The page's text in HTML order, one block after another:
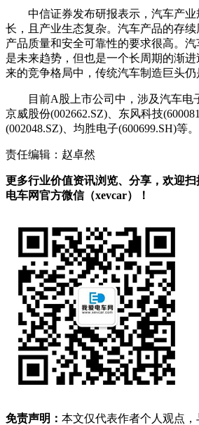
中信证券发布研报表示，汽车产业
长，且产业生态复杂。汽车产品的存
产品质量和安全可靠性的要求很高。
是未来趋势，但也是一个长周期的渐
来的竞争格局中，传统汽车制造巨头仍
目前A股上市公司中，涉及汽车电
京威股份(002662.SZ)、东风科技
(002048.SZ)、均胜电子(600699.SH)等。
责任编辑：赵卓然
更多行业价值资讯浏览、分享，欢迎
电车网官方微信（xevcar）！
免责声明： 本文仅代表作者个人观点